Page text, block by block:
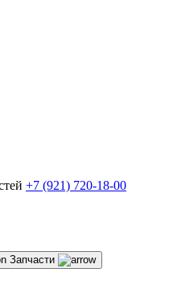
+7 (921) 720-18-00
Запчасти